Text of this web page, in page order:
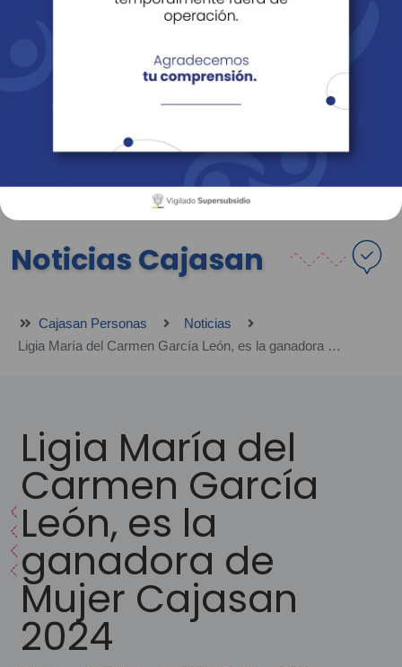
Revista Fácil Vivir
Sedes Directorio Servicios En Línea
Noticias Cajasan
Cajasan Personas
Noticias
Ligia María del Carmen García León, es la ganadora de Mujer Cajasan 2024
Ligia María del
Carmen García
León, es la
ganadora de
Mujer Cajasan
2024